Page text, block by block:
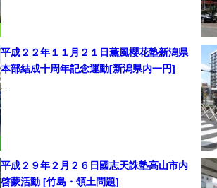
平成２２年１１月２１日薫風櫻花塾新潟県
本部結成十周年記念運動[新潟県内一円]
...
平成２９年２月２６日國志天誅塾高山市内
啓蒙活動 [竹島・領土問題]